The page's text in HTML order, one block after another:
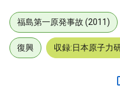
福島第一原発事故 (2011)
復興 収録:日本原子力